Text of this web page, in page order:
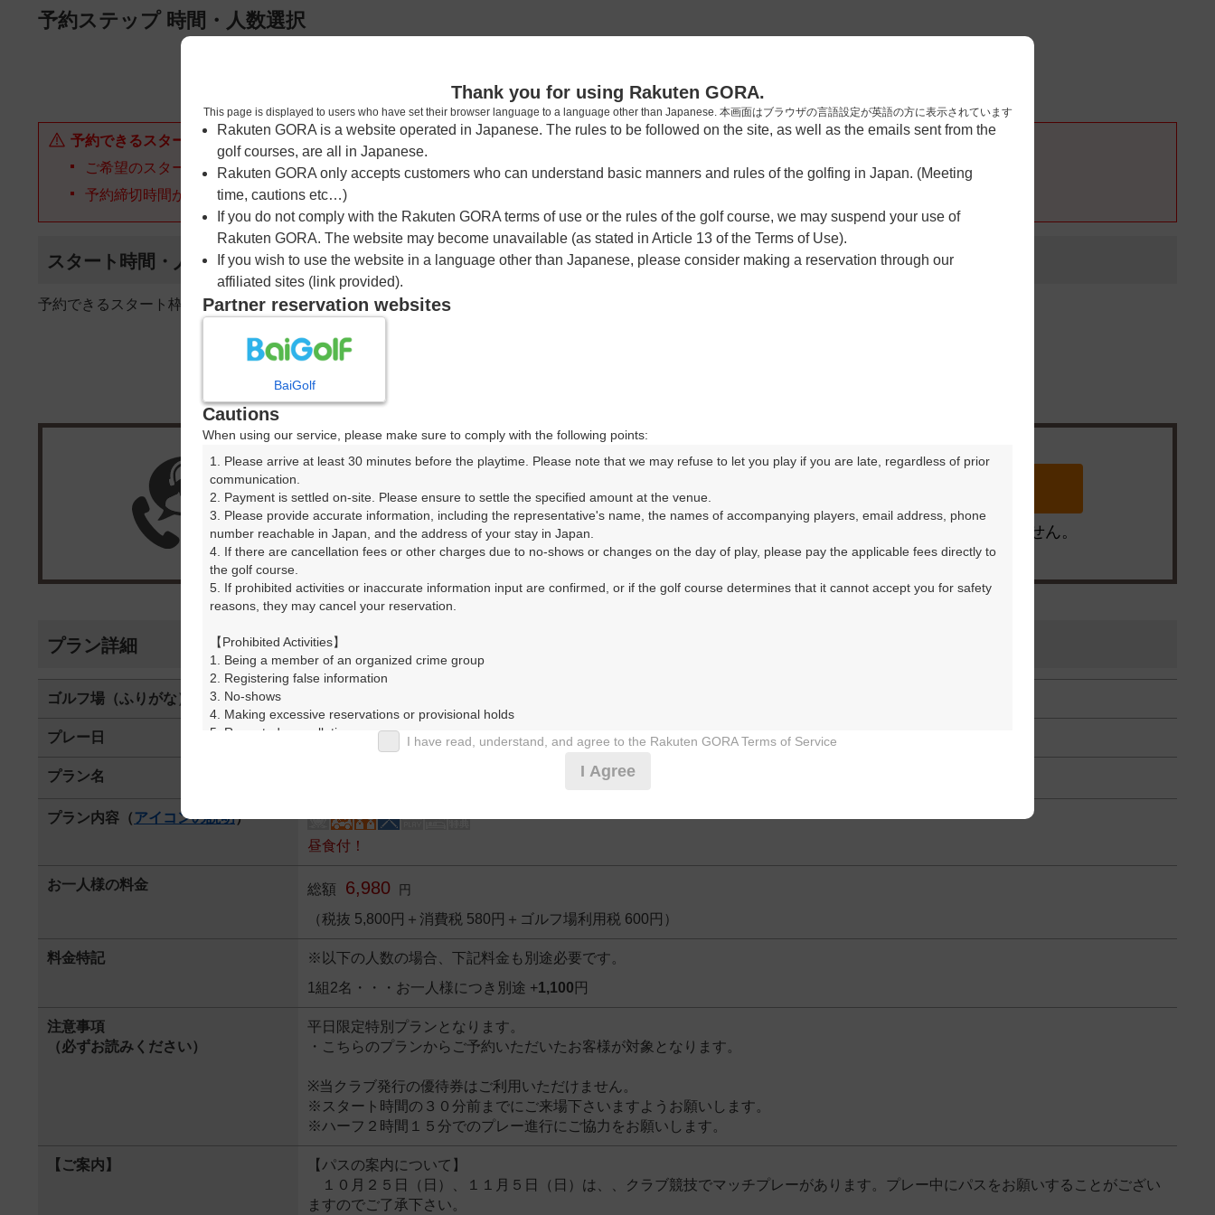
ページの本文へ
予約ステップ 時間・人数選択
確認
予約できるスタート枠がありません。以下の理由が考えられます。
ご希望のスタート時間の枠が他の予約で埋まってしまった。
予約締切時間が過ぎてしまった。
スタート時間・人数指定
予約できるスタート枠がありません。
楽天GORA予約専用ダイヤル
受付時間 8:00～17:00 年中無休 ※ゴルフ場の電話ではありません。
プラン詳細
ゴルフ場（ふりがな）
プレー日 2026年05月12日（火）
プラン名 【直割】セルフ・ナビ付乗用カート・昼食付プラン
プラン内容（アイコンの説明）
昼食付！
お一人様の料金 総額 6,980 円
（税抜 5,800円＋消費税 580円＋ゴルフ場利用税 600円）
料金特記
※以下の人数の場合、下記料金も別途必要です。
1組2名・・・お一人様につき別途 +1,100 円
注意事項
（必ずお読みください）
平日限定特別プランとなります。
・こちらのプランからご予約いただいたお客様が対象となります。
※当クラブ発行の優待券はご利用いただけません。
※スタート時間の３０分前までにご来場下さいますようお願いします。
※ハーフ２時間１５分でのプレー進行にご協力をお願いします。
【ご案内】
【パスの案内について】
１０月２５日（日）、１１月５日（日）は、、クラブ競技でマッチプレーがあります。プレー中にパスをお願いすることがござい
ますのでご了承下さい。
Thank you for using Rakuten GORA.
This page is displayed to users who have set their browser language to a language other than Japanese. 本画面はブラウザの言語設定が英語の方に表示されています
Rakuten GORA is a website operated in Japanese. The rules to be followed on the site, as well as the emails sent from the
golf courses, are all in Japanese.
Rakuten GORA only accepts customers who can understand basic manners and rules of the golfing in Japan. (Meeting
time, cautions etc…)
If you do not comply with the Rakuten GORA terms of use or the rules of the golf course, we may suspend your use of
Rakuten GORA. The website may become unavailable (as stated in Article 13 of the Terms of Use).
If you wish to use the website in a language other than Japanese, please consider making a reservation through our
affiliated sites (link provided).
Partner reservation websites
BaiGolf
Cautions
When using our service, please make sure to comply with the following points:
1. Please arrive at least 30 minutes before the playtime. Please note that we may refuse to let you play if you are late, regardless of prior
communication.
2. Payment is settled on-site. Please ensure to settle the specified amount at the venue.
3. Please provide accurate information, including the representative's name, the names of accompanying players, email address, phone
number reachable in Japan, and the address of your stay in Japan.
4. If there are cancellation fees or other charges due to no-shows or changes on the day of play, please pay the applicable fees directly to
the golf course.
5. If prohibited activities or inaccurate information input are confirmed, or if the golf course determines that it cannot accept you for safety
reasons, they may cancel your reservation.
【Prohibited Activities】
1. Being a member of an organized crime group
2. Registering false information
3. No-shows
4. Making excessive reservations or provisional holds
5. Repeated cancellations
6. Violating laws and regulations
7. Causing inconvenience to others during play (e.g., delaying play, ignoring rules, manners, or warnings)
We appreciate your understanding and cooperation regarding the above points.
I have read, understand, and agree to the Rakuten GORA Terms of Service
I Agree